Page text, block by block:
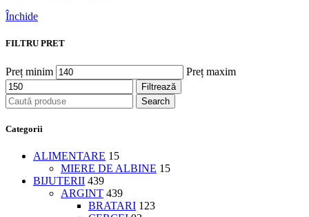
Închide
FILTRU PRET
Preț minim Preț maxim
Filtrează
Search
Categorii
ALIMENTARE 15
MIERE DE ALBINE 15
BIJUTERII 439
ARGINT 439
BRATARI 123